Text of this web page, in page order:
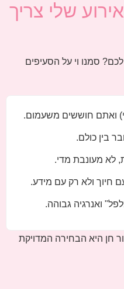
שלי צריך
סמנו וי על הסעיפים
ואתם חוששים משעמום.
בין כולם.
לא מעונבת מדי.
חיוך ולא רק עם מידע.
ואנרגיה גבוהה.
חן היא הבחירה המדויקת